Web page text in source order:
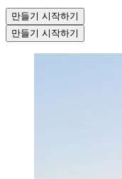
만들기 시작하기
만들기 시작하기